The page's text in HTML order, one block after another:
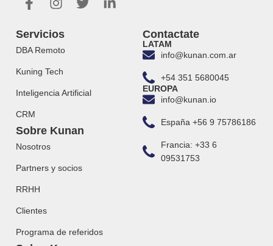
Servicios
DBA Remoto
Kuning Tech
Inteligencia Artificial
CRM
Sobre Kunan
Nosotros
Partners y socios
RRHH
Clientes
Programa de referidos
Contactate
LATAM
info@kunan.com.ar
+54 351 5680045
EUROPA
info@kunan.io
España +56 9 75786186
Francia: +33 6
09531753